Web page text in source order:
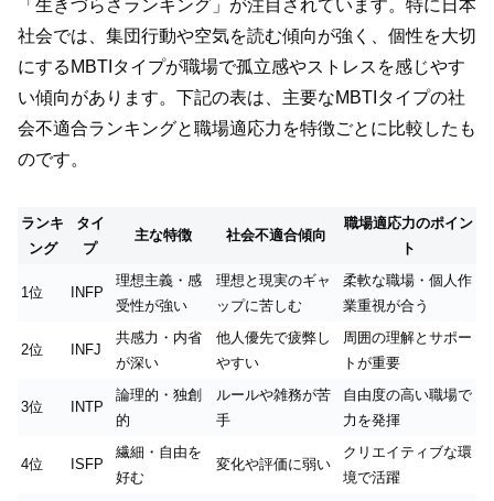
「生きづらさランキング」が注目されています。特に日本
社会では、集団行動や空気を読む傾向が強く、個性を大切
にするMBTIタイプが職場で孤立感やストレスを感じやす
い傾向があります。下記の表は、主要なMBTIタイプの社
会不適合ランキングと職場適応力を特徴ごとに比較したも
のです。
ランキ
ング
タイ
プ
主な特徴 社会不適合傾向
職場適応力のポイン
ト
1位 INFP
理想主義・感
受性が強い
理想と現実のギャ
ップに苦しむ
柔軟な職場・個人作
業重視が合う
2位 INFJ
共感力・内省
が深い
他人優先で疲弊し
やすい
周囲の理解とサポー
トが重要
3位 INTP
論理的・独創
的
ルールや雑務が苦
手
自由度の高い職場で
力を発揮
4位 ISFP
繊細・自由を
好む
変化や評価に弱い
クリエイティブな環
境で活躍